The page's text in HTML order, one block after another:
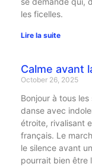
les ficelles.
Lire la suite
Calme avant
October 26, 2025
Bonjour à tous les
danse avec
étroite, rivalisant
français. Le
le silence avant
pourrait bien être